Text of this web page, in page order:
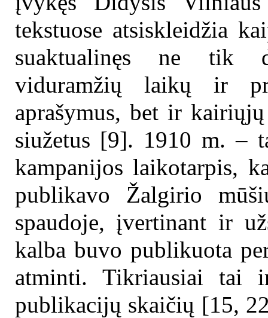
tekstuose atsiskleidžia
suaktualinęs ne tik
viduramžių laikų ir
aprašymus, bet ir
siužetus [9]. 1910 m. –
kampanijos laikotarpis,
publikavo Žalgirio
spaudoje, įvertinant ir
kalba buvo publikuota
atminti. Tikriausiai tai
publikacijų skaičių [15,